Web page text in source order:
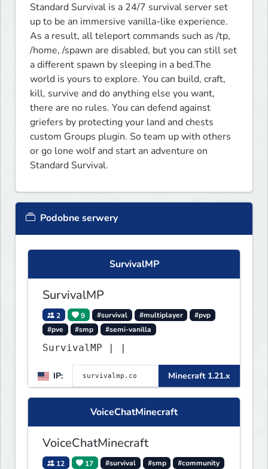
Standard Survival is a 24/7 survival server set
up to be an immersive vanilla-like experience.
As a result, all teleport commands such as /tp,
/home, /spawn are disabled, but you can still set
a different spawn by sleeping in a bed.The
world is yours to explore. You can build, craft,
kill, survive and do anything else you want,
there are no rules. You can defend against
griefers by protecting your land and chests
custom Groups plugin. So team up with others
or go lone wolf and start an adventure on
Standard Survival.
Podobne serwery
SurvivalMP
SurvivalMP
2 9 #survival #multiplayer
#pvp
#pve
#smp #semi-vanilla
SurvivalMP | |
IP: Minecraft 1.21.x
VoiceChatMinecraft
VoiceChatMinecraft
12 17 #survival #smp
#community